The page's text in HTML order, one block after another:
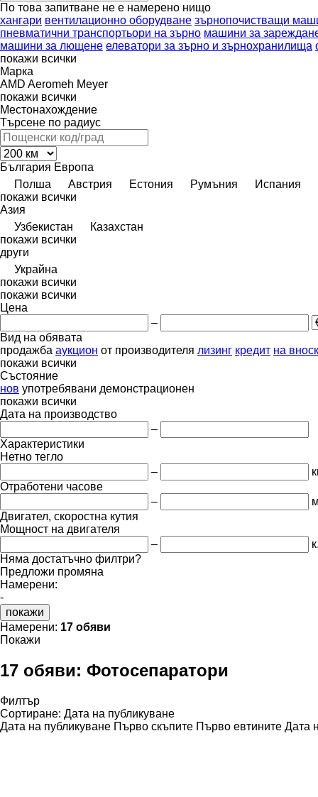
По това запитване не е намерено нищо
хангари вентилационно оборудване зърнопочистващи
пневматични транспортьори на зърно машини за
машини за лющене елеватори за зърно и зърнохранилища
покажи всички
Марка
AMD Aeromeh Meyer
покажи всички
Местонахождение
Търсене по радиус
България Европа
Полша
Австрия Естония Румъния
Испания
покажи всички
Азия
Узбекистан
Казахстан
покажи всички
други
Украйна
покажи всички
покажи всички
Цена
–
Вид на обявата
продажба аукцион от производителя лизинг кредит на
покажи всички
Състояние
нов употребявани демонстрационен
покажи всички
Дата на производство
–
Характеристики
Нетно тегло
–
Отработени часове
–
Двигател, скоростна кутия
Мощност на двигателя
–
Няма достатъчно филтри?
Предложи промяна
Намерени:
-
покажи
Намерени: 17 обяви
Покажи
17 обяви: Фотосепаратори
Филтър
Сортиране: Дата на публикуване
Дата на публикуване Първо скъпите Първо евтините Дата